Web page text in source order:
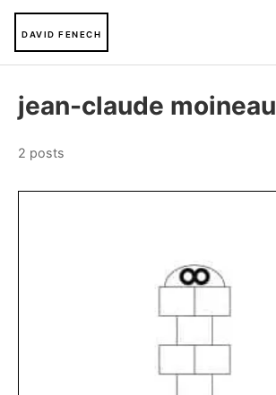
DAVID FENECH
jean-claude moineau
2 posts